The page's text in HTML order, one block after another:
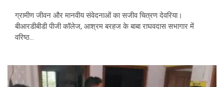
ग्रामीण जीवन और मानवीय संवेदनाओं का सजीव चित्रण देवरिया।
बीआरडीबीडी पीजी कॉलेज, आश्रम बरहज के बाबा राघवदास सभागार में
वरिष्ठ...